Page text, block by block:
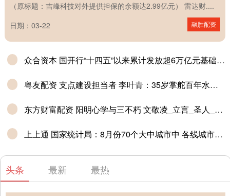
（原标题：吉峰科技对外提供担保的余额达2.99亿元） 雷达财....
日期：03-22
融胜配资
众合资本 国开行“十四五”以来累计发放超6万亿元基础设施中长期贷款
粤友配资 支点建设担当者 李叶青：35岁掌舵百年水泥厂，将中国方案带向世界
东方财富配资 阳明心学与三不朽 文敬凌_立言_圣人_中华
上上通 国家统计局：8月份70个大中城市中 各线城市商品住宅销售价格环比下降
头条 最新 最热